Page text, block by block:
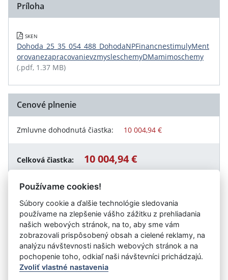
Príloha
SKEN
Dohoda_25_35_054_488_DohodaNPFinancnestimulyMent
orovanezapracovanievzmysleschemyDMamimoschemy
(.pdf, 1.37 MB)
Cenové plnenie
Zmluvne dohodnutá čiastka: 10 004,94 €
Celková čiastka: 10 004,94 €
Návrat späť
Vystavil:Úrad práce, sociálnych vecí a rodiny Humenné
Používame cookies!
Súbory cookie a ďalšie technológie sledovania
používame na zlepšenie vášho zážitku z prehliadania
našich webových stránok, na to, aby sme vám
zobrazovali prispôsobený obsah a cielené reklamy, na
analýzu návštevnosti našich webových stránok a na
pochopenie toho, odkiaľ naši návštevníci prichádzajú.
Zvoliť vlastné nastavenia